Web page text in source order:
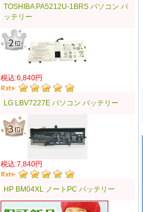
TOSHIBA PA5212U-1BRS パソコン バ
ッテリー
税込:6,840円
LG LBV7227E パソコン バッテリー
税込:7,840円
HP BM04XL ノートPC バッテリー